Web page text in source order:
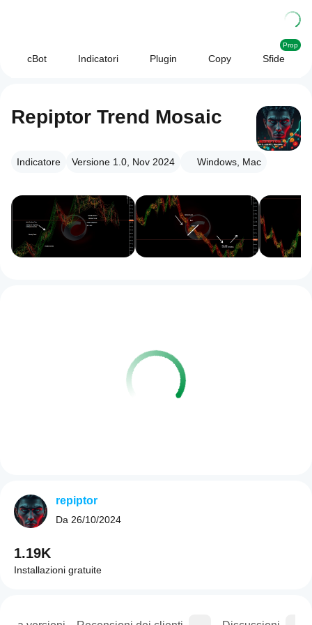
cBot Indicatori Plugin Copy Sfide
Prop
Repiptor Trend Mosaic
Indicatore Versione 1.0, Nov 2024 Windows, Mac
repiptor
Da 26/10/2024
1.19K
Installazioni gratuite